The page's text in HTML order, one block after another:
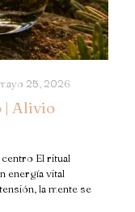
25, 2026
| Alivio
El ritual
energía vital
la mente se